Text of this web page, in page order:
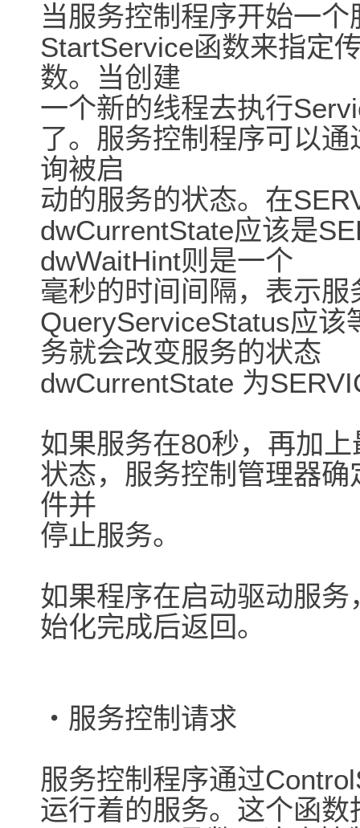
当服务控制程序开始一
StartService函数来指定
数。当创建
一个新的线程去执行
了。服务控制程序可以
询被启
动的服务的状态。在
dwCurrentState应该是
dwWaitHint则是一个
毫秒的时间间隔，表示
QueryServiceStatus应
务就会改变服务的状态
dwCurrentState 为
如果服务在80秒，再加
状态，服务控制管理器
件并
停止服务。
如果程序在启动驱动服
始化完成后返回。
・服务控制请求
服务控制程序通过
运行着的服务。这个函